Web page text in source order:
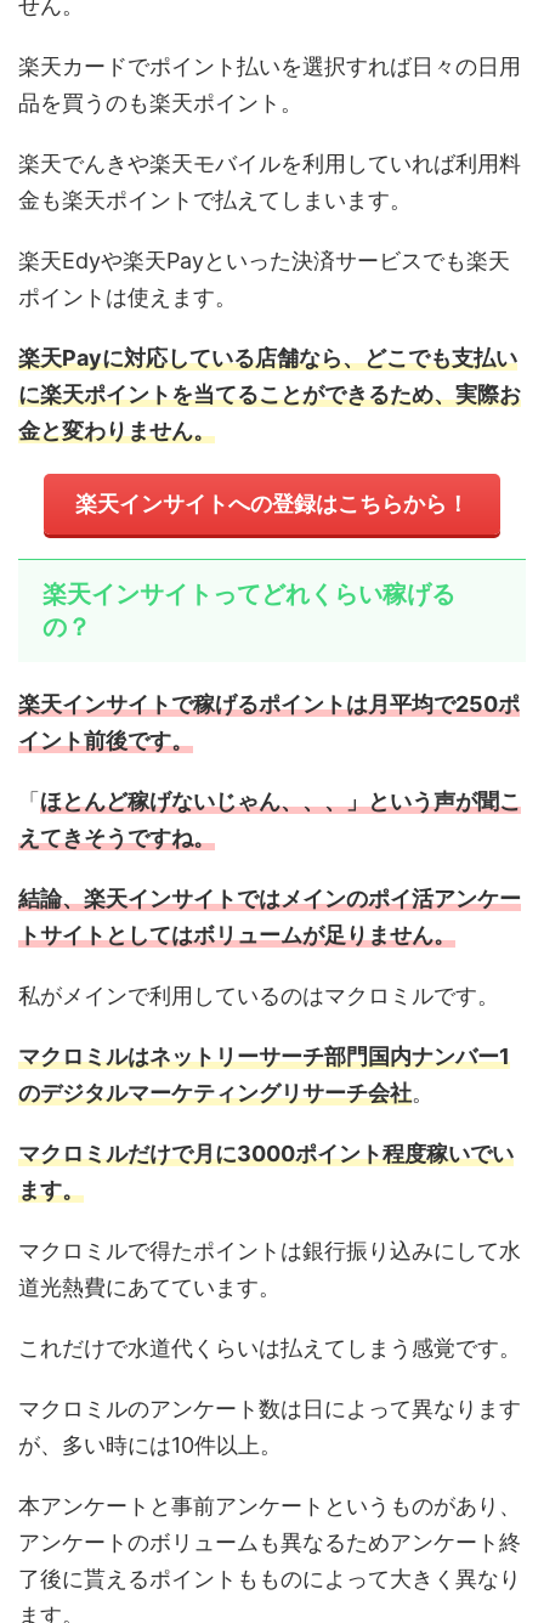
せん。
楽天カードでポイント払いを選択すれば日々の日用
品を買うのも楽天ポイント。
楽天でんきや楽天モバイルを利用していれば利用料
金も楽天ポイントで払えてしまいます。
楽天Edyや楽天Payといった決済サービスでも楽天
ポイントは使えます。
楽天Payに対応している店舗なら、どこでも支払い
に楽天ポイントを当てることができるため、実際お
金と変わりません。
楽天インサイトへの登録はこちらから！
楽天インサイトってどれくらい稼げる
の？
楽天インサイトで稼げるポイントは月平均で250ポ
イント前後です。
「 ほとんど稼げないじゃん、、、」という声が聞こ
えてきそうですね。
結論、楽天インサイトではメインのポイ活アンケー
トサイトとしてはボリュームが足りません。
私がメインで利用しているのはマクロミルです。
マクロミルはネットリーサーチ部門国内ナンバー1
のデジタルマーケティングリサーチ会社。
マクロミルだけで月に3000ポイント程度稼いでい
ます。
マクロミルで得たポイントは銀行振り込みにして水
道光熱費にあてています。
これだけで水道代くらいは払えてしまう感覚です。
マクロミルのアンケート数は日によって異なります
が、多い時には10件以上。
本アンケートと事前アンケートというものがあり、
アンケートのボリュームも異なるためアンケート終
了後に貰えるポイントもものによって大きく異なり
ます。